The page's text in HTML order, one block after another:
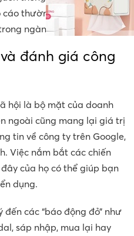
thường niên, hoặc các
ngành.
đánh giá công
hội là bộ mặt của doanh
ngoài cũng mang lại giá trị
tin về công ty trên Google,
Việc nắm bắt các chiến
của họ có thể giúp bạn
dụng.
các “báo động đỏ” như
sáp nhập, mua lại hay